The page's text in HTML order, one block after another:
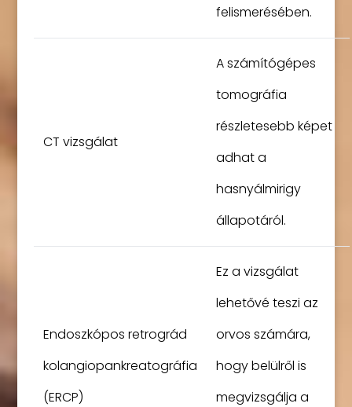
felismerésében.
CT vizsgálat
A számítógépes
tomográfia
részletesebb képet
adhat a
hasnyálmirigy
állapotáról.
Endoszkópos retrográd
kolangiopankreatográfia
(ERCP)
Ez a vizsgálat
lehetővé teszi az
orvos számára,
hogy belülről is
megvizsgálja a